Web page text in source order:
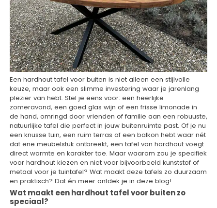
Een hardhout tafel voor buiten is niet alleen een stijlvolle
keuze, maar ook een slimme investering waar je jarenlang
plezier van hebt. Stel je eens voor: een heerlijke
zomeravond, een goed glas wijn of een frisse limonade in
de hand, omringd door vrienden of familie aan een robuuste,
natuurlijke tafel die perfect in jouw buitenruimte past. Of je nu
een knusse tuin, een ruim terras of een balkon hebt waar nét
dat ene meubelstuk ontbreekt, een tafel van hardhout voegt
direct warmte en karakter toe. Maar waarom zou je specifiek
voor hardhout kiezen en niet voor bijvoorbeeld kunststof of
metaal voor je tuintafel? Wat maakt deze tafels zo duurzaam
en praktisch? Dat én meer ontdek je in deze blog!
Wat maakt een hardhout tafel voor buiten zo
speciaal?